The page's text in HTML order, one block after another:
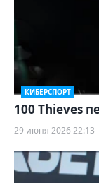
КИБЕРСПОРТ
100 Thieves
29 июня 2026 22:13